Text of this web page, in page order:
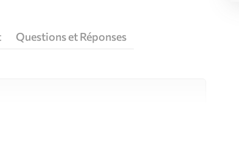
Questions et Réponses